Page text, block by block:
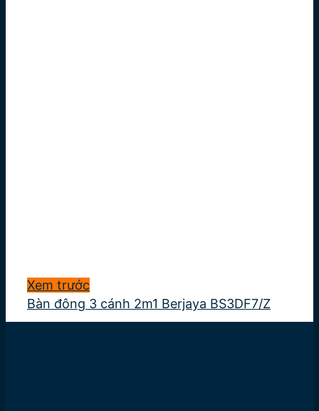
Xem trước
Bàn đông 3 cánh 2m1 Berjaya BS3DF7/Z